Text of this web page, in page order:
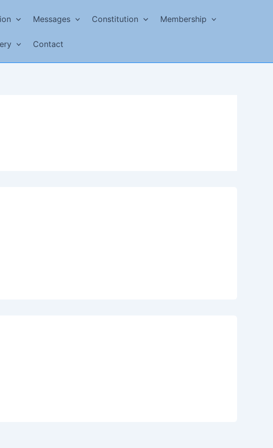
Messages Constitution Membership
Contact